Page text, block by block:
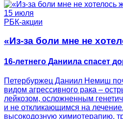
15 июля
РБК-акции
«Из-за боли мне не
16-летнего Даниила спасет
Петербуржец Даниил Немиш
видом агрессивного рака –
лейкозом, осложненным
и не откликающимся на
высокодозную химиотерапию,